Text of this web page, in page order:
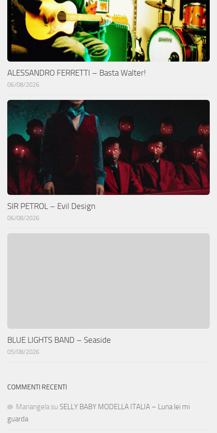
ALESSANDRO FERRETTI – Basta Walter!
06/08/2026
SIR PETROL – Evil Design
06/08/2026
BLUE LIGHTS BAND – Seaside
05/08/2026
COMMENTI RECENTI
Mariangela su SELLY BABY MODELLA ITALIA – Luna lei mi
guarda